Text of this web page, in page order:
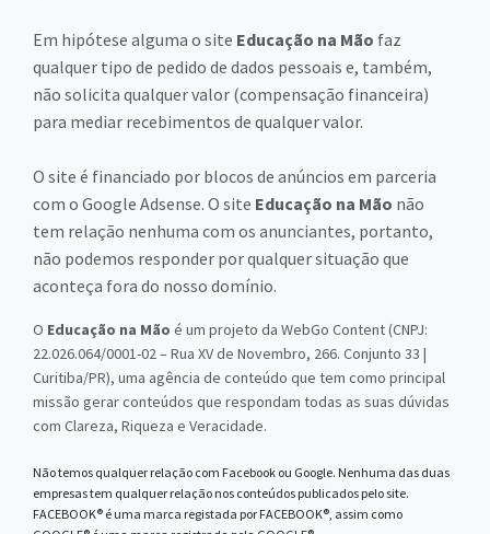
Em hipótese alguma o site Educação na Mão faz
qualquer tipo de pedido de dados pessoais e, também,
não solicita qualquer valor (compensação financeira)
para mediar recebimentos de qualquer valor.
O site é financiado por blocos de anúncios em parceria
com o Google Adsense. O site Educação na Mão não
tem relação nenhuma com os anunciantes, portanto,
não podemos responder por qualquer situação que
aconteça fora do nosso domínio.
O Educação na Mão é um projeto da WebGo Content (CNPJ:
22.026.064/0001-02 – Rua XV de Novembro, 266. Conjunto 33 |
Curitiba/PR), uma agência de conteúdo que tem como principal
missão gerar conteúdos que respondam todas as suas dúvidas
com Clareza, Riqueza e Veracidade.
Não temos qualquer relação com Facebook ou Google. Nenhuma das duas
empresas tem qualquer relação nos conteúdos publicados pelo site.
FACEBOOK® é uma marca registada por FACEBOOK®, assim como